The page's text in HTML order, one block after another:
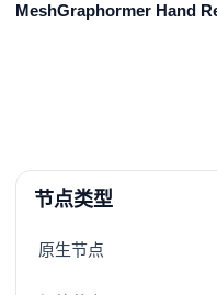
MeshGraphormer Hand
节点类型
原生节点